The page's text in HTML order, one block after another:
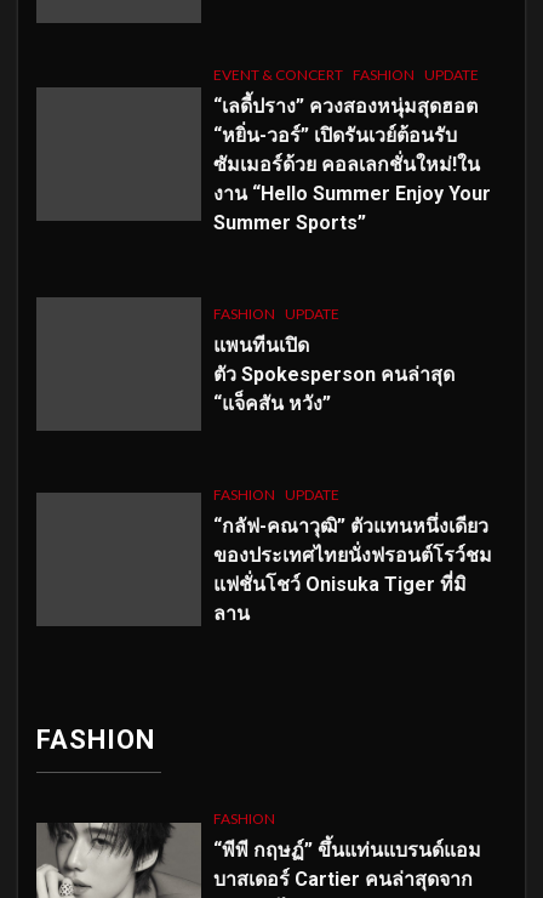
EVENT & CONCERT FASHION UPDATE
“เลดี้ปราง” ควงสองหนุ่มสุดฮอต
“หยิ่น-วอร์” เปิดรันเวย์ต้อนรับ
ซัมเมอร์ด้วย คอลเลกชั่นใหม่!ใน
งาน “Hello Summer Enjoy Your
Summer Sports”
FASHION UPDATE
แพนทีนเปิด
ตัว Spokesperson คนล่าสุด
“แจ็คสัน หวัง”
FASHION UPDATE
“กลัฟ-คณาวุฒิ” ตัวแทนหนึ่งเดียว
ของประเทศไทยนั่งฟรอนต์โรว์ชม
แฟชั่นโชว์ Onisuka Tiger ที่มิ
ลาน
FASHION
FASHION
“พีพี กฤษฏ์” ขึ้นแท่นแบรนด์แอม
บาสเดอร์ Cartier คนล่าสุดจาก